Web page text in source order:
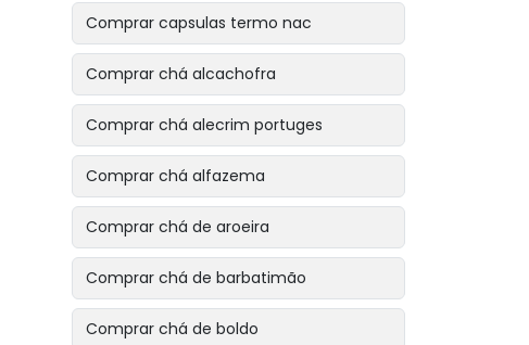
Comprar capsulas termo nac
Comprar chá alcachofra
Comprar chá alecrim portuges
Comprar chá alfazema
Comprar chá de aroeira
Comprar chá de barbatimão
Comprar chá de boldo